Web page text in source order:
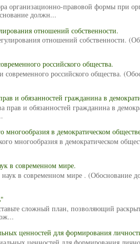
организационно-правовой формы при
должн...
отношений собственности.
отношений собственности.
российского общества.
российского общества.
и обязанностей гражданина в
и обязанностей гражданина в
многообразия в демократическом
многообразия в демократическом
в современном мире.
наук в современном мире . (Обоснование
сложный план, позволяющий
ценностей для формирования